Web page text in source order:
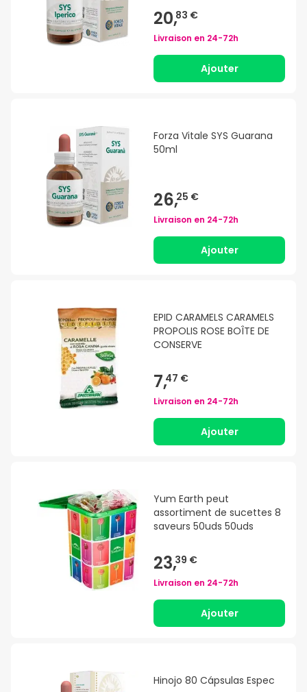
20,83 €
Livraison en 24-72h
Ajouter
Forza Vitale SYS Guarana
50ml
26,25 €
Livraison en 24-72h
Ajouter
EPID CARAMELS CARAMELS
PROPOLIS ROSE BOÎTE DE
CONSERVE
7,47 €
Livraison en 24-72h
Ajouter
Yum Earth peut
assortiment de sucettes 8
saveurs 50uds 50uds
23,39 €
Livraison en 24-72h
Ajouter
Hinojo 80 Cápsulas Espec